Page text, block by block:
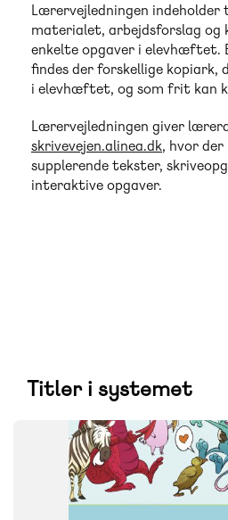
Lærervejledningen indeholder
materialet, arbejdsforslag
enkelte opgaver i elevhæftet.
findes der forskellige kopiark,
i elevhæftet, og som frit kan
Lærervejledningen giver
skrivevejen.alinea.dk, hvor der
supplerende tekster,
interaktive opgaver.
Titler i systemet
SYSTEM
Skrivevejen